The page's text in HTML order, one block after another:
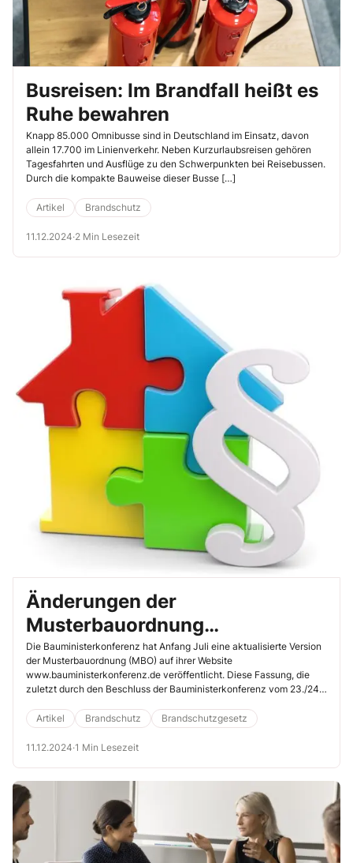
Busreisen: Im Brandfall heißt es
Ruhe bewahren
Knapp 85.000 Omnibusse sind in Deutschland im Einsatz, davon
allein 17.700 im Linienverkehr. Neben Kurzurlaubsreisen gehören
Tagesfahrten und Ausflüge zu den Schwerpunkten bei Reisebussen.
Durch die kompakte Bauweise dieser Busse […]
Artikel Brandschutz
11.12.2024·2 Min Lesezeit
Änderungen der
Musterbauordnung
veröffentlicht
Die Bauministerkonferenz hat Anfang Juli eine aktualisierte Version
der Musterbauordnung (MBO) auf ihrer Website
www.bauministerkonferenz.de veröffentlicht. Diese Fassung, die
zuletzt durch den Beschluss der Bauministerkonferenz vom 23./24.
Deutschen Instituts für Bautechnik zugänglich.
Artikel Brandschutz Brandschutzgesetz
11.12.2024·1 Min Lesezeit